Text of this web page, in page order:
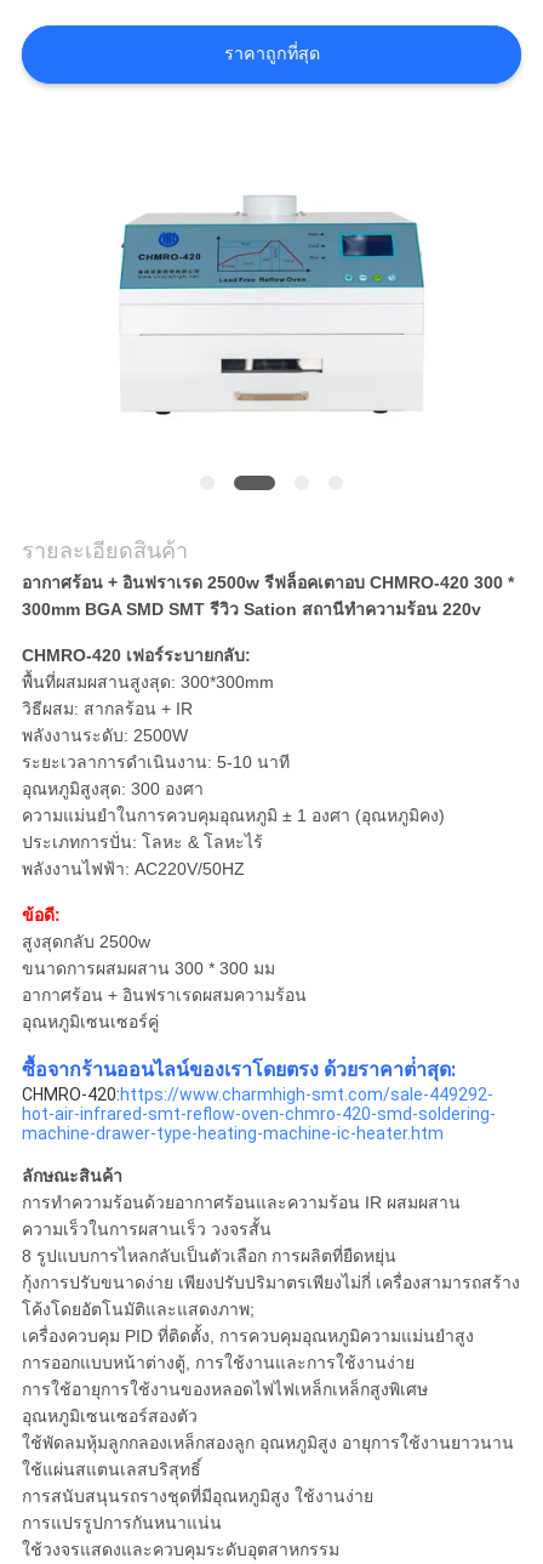
SHOPPING
ON
ตัว
ราคาถูกที่สุด
รายละเอียดสินค้า
อากาศร้อน + อินฟราเรด 2500w รีฟล็อคเตาอบ CHMRO-420 300 *
300mm BGA SMD SMT รีวิว Sation สถานีทําความร้อน 220v
CHMRO-420 เฟอร์ระบายกลับ:
พื้นที่ผสมผสานสูงสุด: 300*300mm
วิธีผสม: สากลร้อน + IR
พลังงานระดับ: 2500W
ระยะเวลาการดําเนินงาน: 5-10 นาที
อุณหภูมิสูงสุด: 300 องศา
ความแม่นยําในการควบคุมอุณหภูมิ ± 1 องศา (อุณหภูมิคง)
ประเภทการปั่น: โลหะ & โลหะไร้
พลังงานไฟฟ้า: AC220V/50HZ
ข้อดี:
สูงสุดกลับ 2500w
ขนาดการผสมผสาน 300 * 300 มม
อากาศร้อน + อินฟราเรดผสมความร้อน
อุณหภูมิเซนเซอร์คู่
ซื้อจากร้านออนไลน์ของเราโดยตรง ด้วยราคาต่ําสุด:
CHMRO-420:https://www.charmhigh-smt.com/sale-449292-
hot-air-infrared-smt-reflow-oven-chmro-420-smd-soldering-
machine-drawer-type-heating-machine-ic-heater.htm
ลักษณะสินค้า
การทําความร้อนด้วยอากาศร้อนและความร้อน IR ผสมผสาน
ความเร็วในการผสานเร็ว วงจรสั้น
8 รูปแบบการไหลกลับเป็นตัวเลือก การผลิตที่ยืดหยุ่น
กุ้งการปรับขนาดง่าย เพียงปรับปริมาตรเพียงไม่กี่ เครื่องสามารถสร้าง
โค้งโดยอัตโนมัติและแสดงภาพ;
เครื่องควบคุม PID ที่ติดตั้ง, การควบคุมอุณหภูมิความแม่นยําสูง
การออกแบบหน้าต่างตู้, การใช้งานและการใช้งานง่าย
การใช้อายุการใช้งานของหลอดไฟไฟเหล็กเหล็กสูงพิเศษ
อุณหภูมิเซนเซอร์สองตัว
ใช้พัดลมหุ้มลูกกลองเหล็กสองลูก อุณหภูมิสูง อายุการใช้งานยาวนาน
ใช้แผ่นสแตนเลสบริสุทธิ์
การสนับสนุนรถรางชุดที่มีอุณหภูมิสูง ใช้งานง่าย
การแปรรูปการกันหนาแน่น
ใช้วงจรแสดงและควบคุมระดับอุตสาหกรรม